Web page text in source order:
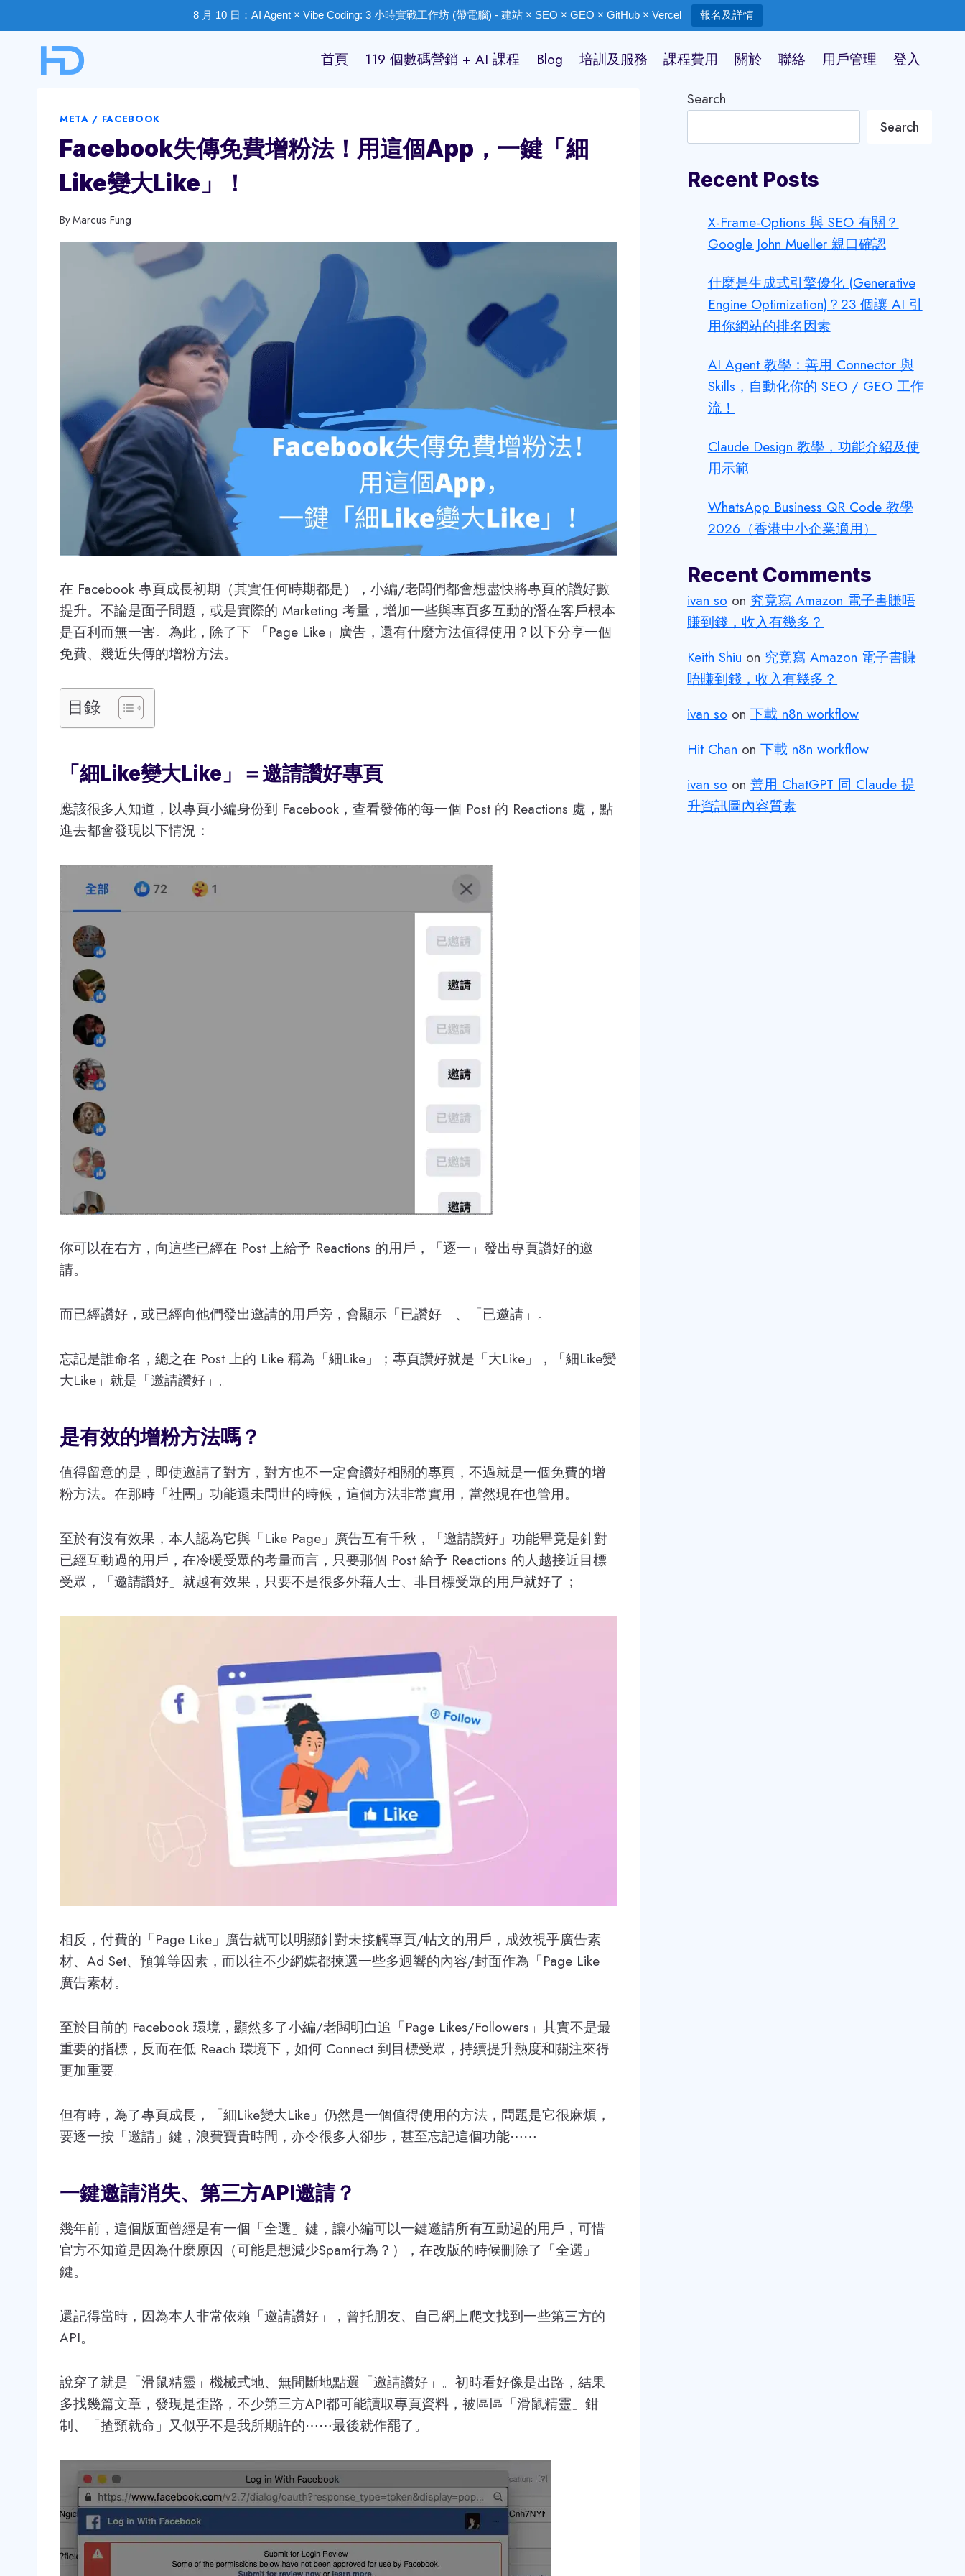
8 月 10 日：AI Agent × Vibe Coding: 3 小時實戰工作坊 (帶電腦) - 建站 × SEO × GEO × GitHub × Vercel 報名及詳情
首頁 119 個數碼營銷 + AI 課程 Blog 培訓及服務 課程費用 關於 聯絡 用戶管理 登入
META / FACEBOOK
Facebook失傳免費增粉法！用這個App，一鍵「細
Like變大Like」！
ByMarcus Fung
在 Facebook 專頁成長初期（其實任何時期都是），小編/老闆們都會想盡快將專頁的讚好數
提升。不論是面子問題，或是實際的 Marketing 考量，增加一些與專頁多互動的潛在客戶根本
是百利而無一害。為此，除了下 「Page Like」廣告，還有什麼方法值得使用？以下分享一個
免費、幾近失傳的增粉方法。
目錄
「細Like變大Like」＝邀請讚好專頁
應該很多人知道，以專頁小編身份到 Facebook，查看發佈的每一個 Post 的 Reactions 處，點
進去都會發現以下情況：
你可以在右方，向這些已經在 Post 上給予 Reactions 的用戶，「逐一」發出專頁讚好的邀
請。
而已經讚好，或已經向他們發出邀請的用戶旁，會顯示「已讚好」、「已邀請」。
忘記是誰命名，總之在 Post 上的 Like 稱為「細Like」；專頁讚好就是「大Like」，「細Like變
大Like」就是「邀請讚好」。
是有效的增粉方法嗎？
值得留意的是，即使邀請了對方，對方也不一定會讚好相關的專頁，不過就是一個免費的增
粉方法。在那時「社團」功能還未問世的時候，這個方法非常實用，當然現在也管用。
至於有沒有效果，本人認為它與「Like Page」廣告互有千秋，「邀請讚好」功能畢竟是針對
已經互動過的用戶，在冷暖受眾的考量而言，只要那個 Post 給予 Reactions 的人越接近目標
受眾，「邀請讚好」就越有效果，只要不是很多外藉人士、非目標受眾的用戶就好了；
相反，付費的「Page Like」廣告就可以明顯針對未接觸專頁/帖文的用戶，成效視乎廣告素
材、Ad Set、預算等因素，而以往不少網媒都揀選一些多迥響的內容/封面作為「Page Like」
廣告素材。
至於目前的 Facebook 環境，顯然多了小編/老闆明白追「Page Likes/Followers」其實不是最
重要的指標，反而在低 Reach 環境下，如何 Connect 到目標受眾，持續提升熱度和關注來得
更加重要。
但有時，為了專頁成長，「細Like變大Like」仍然是一個值得使用的方法，問題是它很麻煩，
要逐一按「邀請」鍵，浪費寶貴時間，亦令很多人卻步，甚至忘記這個功能⋯⋯
一鍵邀請消失、第三方API邀請？
幾年前，這個版面曾經是有一個「全選」鍵，讓小編可以一鍵邀請所有互動過的用戶，可惜
官方不知道是因為什麼原因（可能是想減少Spam行為？），在改版的時候刪除了「全選」
鍵。
還記得當時，因為本人非常依賴「邀請讚好」，曾托朋友、自己網上爬文找到一些第三方的
API。
說穿了就是「滑鼠精靈」機械式地、無間斷地點選「邀請讚好」。初時看好像是出路，結果
多找幾篇文章，發現是歪路，不少第三方API都可能讀取專頁資料，被區區「滑鼠精靈」鉗
制、「揸頸就命」又似乎不是我所期許的⋯⋯最後就作罷了。
Search
Search
Recent Posts
X-Frame-Options 與 SEO 有關？
Google John Mueller 親口確認
什麼是生成式引擎優化 (Generative
Engine Optimization)？23 個讓 AI 引
用你網站的排名因素
AI Agent 教學：善用 Connector 與
Skills，自動化你的 SEO / GEO 工作
流！
Claude Design 教學，功能介紹及使
用示範
WhatsApp Business QR Code 教學
2026（香港中小企業適用）
Recent Comments
ivan so on 究竟寫 Amazon 電子書賺唔
賺到錢，收入有幾多？
Keith Shiu on 究竟寫 Amazon 電子書賺
唔賺到錢，收入有幾多？
ivan so on下載 n8n workflow
Hit Chan on下載 n8n workflow
ivan so on善用 ChatGPT 同 Claude 提
升資訊圖內容質素